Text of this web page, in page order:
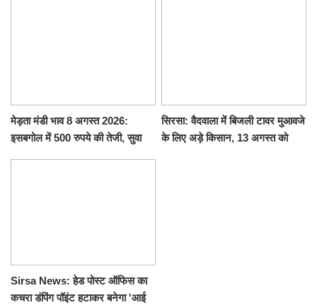
मेड़ता मंडी भाव 8 अगस्त 2026:
इसबगोल में 500 रुपये की तेजी, सुवा
सिरसा: वैदवाला में बिजली टावर मुआवजे
के लिए अड़े किसान, 13 अगस्त को
Sirsa News: हेड पोस्ट ऑफिस का
कचरा डंपिंग पॉइंट हटाकर बनेगा 'आई